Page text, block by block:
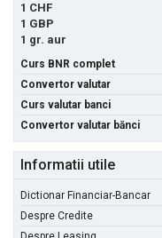
1 CHF
1 GBP
1 gr. aur
Curs BNR complet
Convertor valutar
Curs valutar banci
Convertor valutar bănci
Informatii utile
Dictionar Financiar-Bancar
Despre Credite